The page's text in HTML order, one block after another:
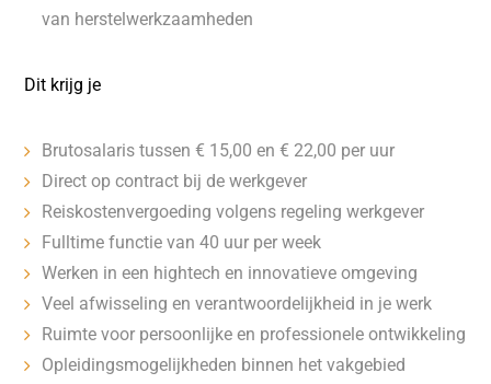
van herstelwerkzaamheden
Dit krijg je
Brutosalaris tussen € 15,00 en € 22,00 per uur
Direct op contract bij de werkgever
Reiskostenvergoeding volgens regeling werkgever
Fulltime functie van 40 uur per week
Werken in een hightech en innovatieve omgeving
Veel afwisseling en verantwoordelijkheid in je werk
Ruimte voor persoonlijke en professionele ontwikkeling
Opleidingsmogelijkheden binnen het vakgebied